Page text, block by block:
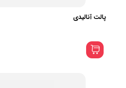
پالت آنالیدی